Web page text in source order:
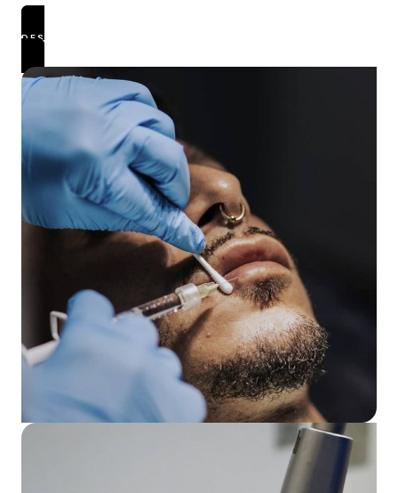
DESCUBRIR TRATAMIENTOS